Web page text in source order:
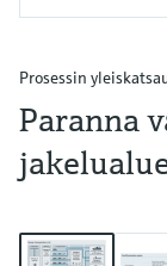
Prosessin
Paranna